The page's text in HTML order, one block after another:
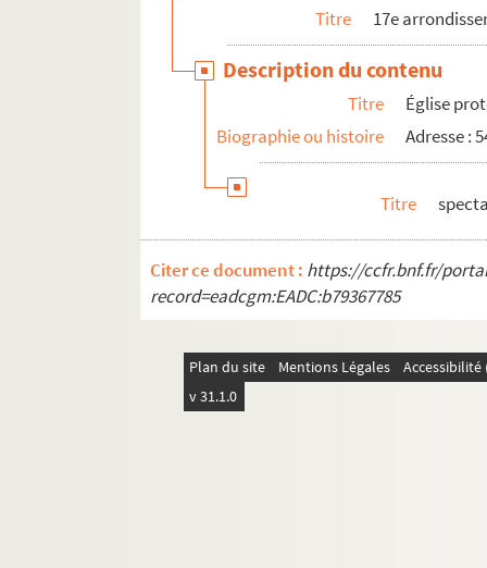
Titre 17e
Description du contenu
Titre
Église
Biographie ou histoire
Adresse :
Titre
Citer ce document : https://ccfr.bnf.fr/
record=eadcgm:EADC:b79367785
Plan du site Mentions Légales
v 31.1.0